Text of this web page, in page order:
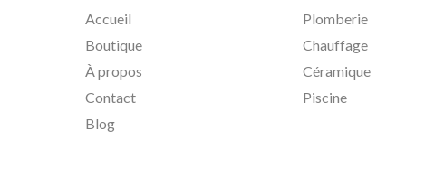
Accueil
Boutique
À propos
Contact
Blog
Plomberie
Chauffage
Céramique
Piscine